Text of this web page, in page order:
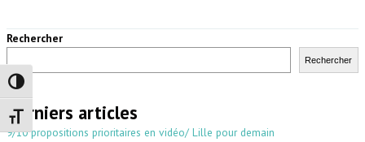
Passer en contraste élevé
Changer la taille de la police
Rechercher
Rechercher
Derniers articles
9/10 propositions prioritaires en vidéo/ Lille pour demain